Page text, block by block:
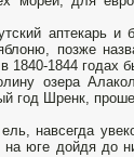
аптекарь
позже
1840-1844
озера
год Шренк,
навсегда
юге дойдя до